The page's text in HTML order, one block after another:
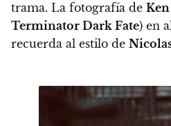
trama. La fotografía de
Terminator Dark Fate) en
recuerda al estilo de